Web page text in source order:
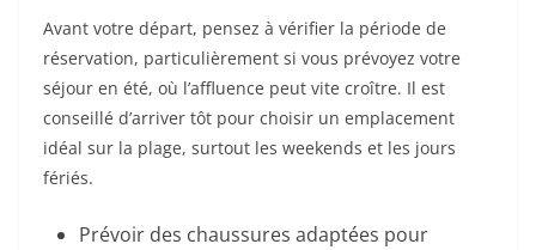
Avant votre départ, pensez à vérifier la période de
réservation, particulièrement si vous prévoyez votre
séjour en été, où l’affluence peut vite croître. Il est
conseillé d’arriver tôt pour choisir un emplacement
idéal sur la plage, surtout les weekends et les jours
fériés.
Prévoir des chaussures adaptées pour